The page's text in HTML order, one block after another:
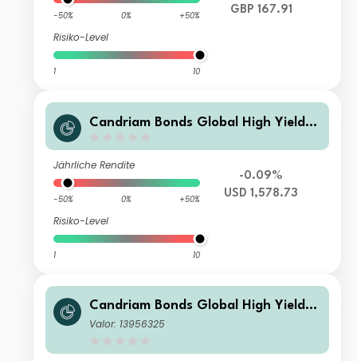
-50% 0% +50%
Risiko-Level
1 10
GBP 167.91
Candriam Bonds Global High Yield C
Jährliche Rendite
-50% 0% +50%
Risiko-Level
1 10
-0.09%
USD 1,578.73
Candriam Bonds Global High Yield C
lass S(Q) H GBP Dis
Valor: 13956325